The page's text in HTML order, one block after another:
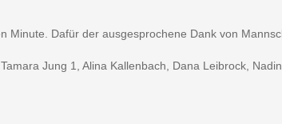
Minute. Dafür der ausgesprochene Dank von
Jung 1, Alina Kallenbach, Dana Leibrock,